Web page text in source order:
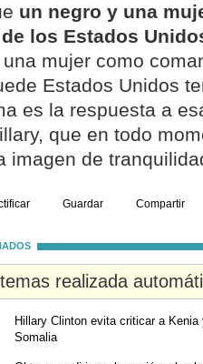
un negro y una
los Estados
mujer como
Estados Unidos
es la respuesta a
que en todo
imagen de
Guardar Compartir
realizada
Hillary Clinton evita criticar a
Somalia